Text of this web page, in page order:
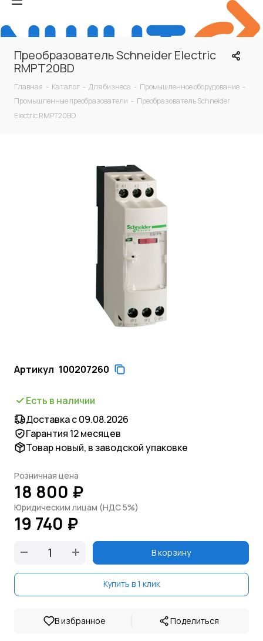
Преобразователь Schneider Electric
RMPT20BD
Главная - Каталог - Для бизнеса - Промышленное оборудование -
Промышленные преобразователи - Преобразователь Schneider
Electric RMPT20BD
Артикул 100207260
Есть в наличии
Доставка с 09.08.2026
Гарантия 12 месяцев
Товар новый, в заводской упаковке
Розничная цена
18 800 ₽
Юридическим лицам (НДС 5%)
19 740 ₽
В корзину
Купить в 1 клик
В избранное | Поделиться